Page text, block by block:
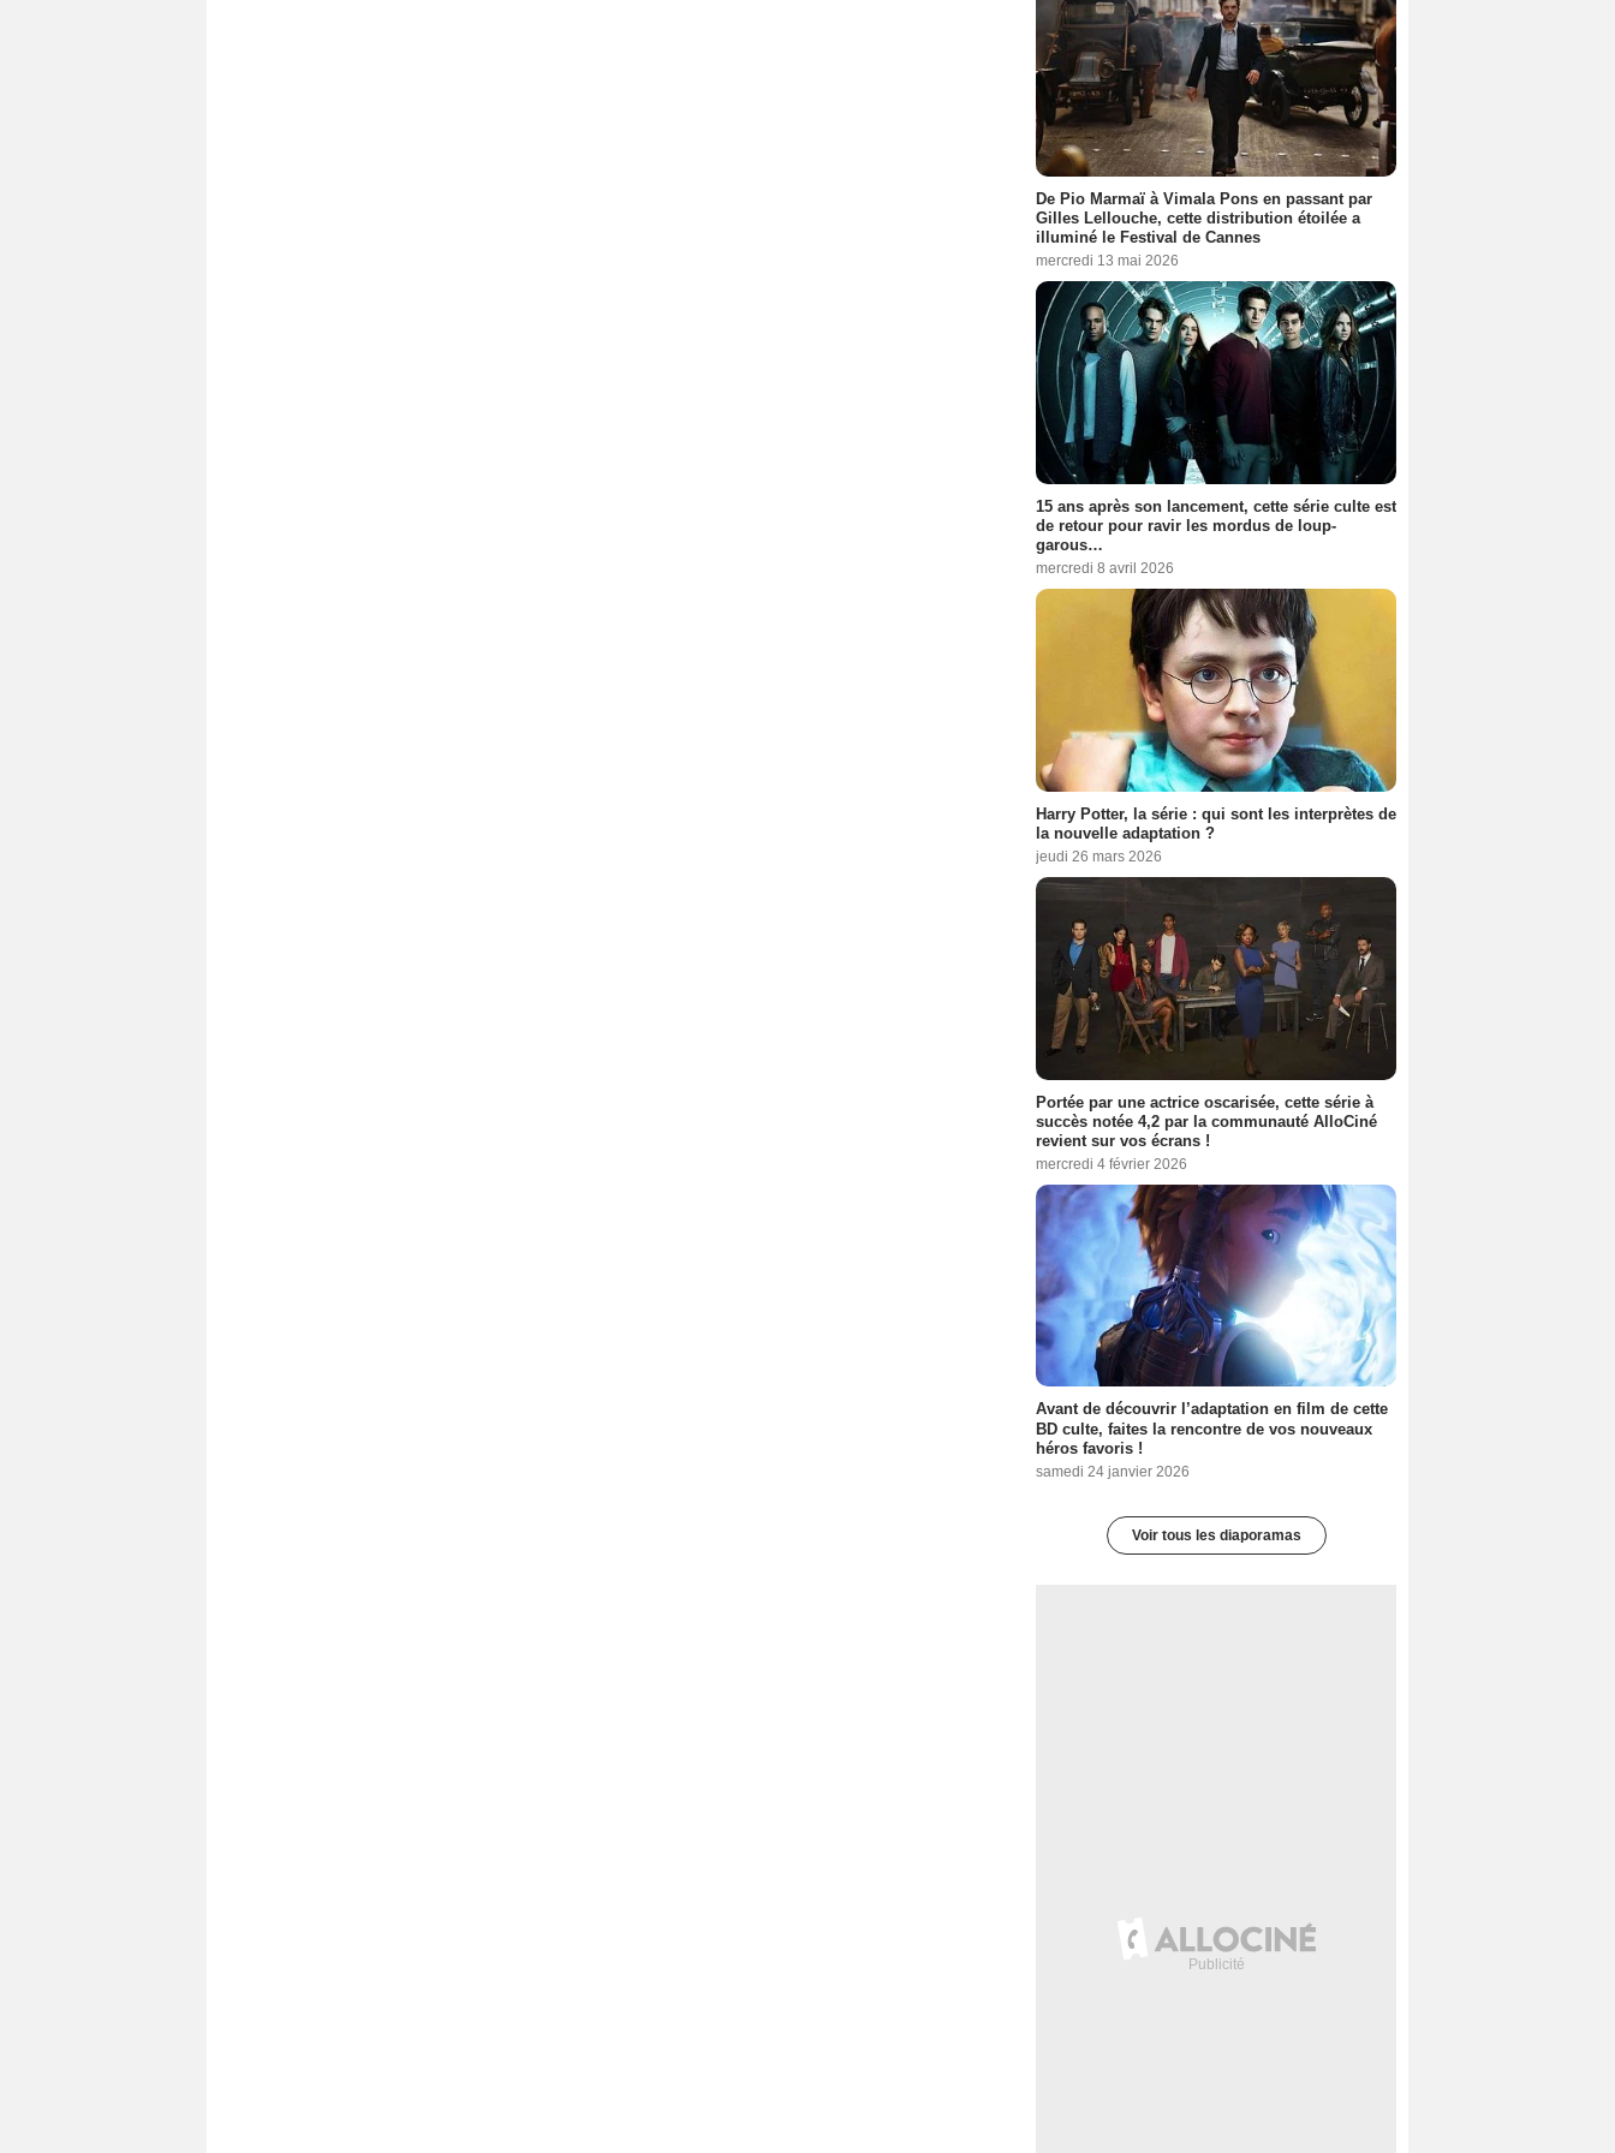
De Pio Marmaï à Vimala Pons en passant par
Gilles Lellouche, cette distribution étoilée a
illuminé le Festival de Cannes
mercredi 13 mai 2026
15 ans après son lancement, cette série culte est
de retour pour ravir les mordus de loup-
garous…
mercredi 8 avril 2026
Harry Potter, la série : qui sont les interprètes de
la nouvelle adaptation ?
jeudi 26 mars 2026
Portée par une actrice oscarisée, cette série à
succès notée 4,2 par la communauté AlloCiné
revient sur vos écrans !
mercredi 4 février 2026
Avant de découvrir l’adaptation en film de cette
BD culte, faites la rencontre de vos nouveaux
héros favoris !
samedi 24 janvier 2026
Voir tous les diaporamas